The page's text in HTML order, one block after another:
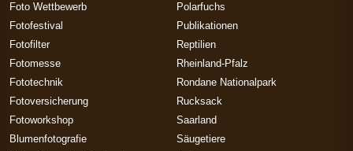
Foto Wettbewerb
Fotofestival
Fotofilter
Fotomesse
Fototechnik
Fotoversicherung
Fotoworkshop
Blumenfotografie
Polarfuchs
Publikationen
Reptilien
Rheinland-Pfalz
Rondane Nationalpark
Rucksack
Saarland
Säugetiere